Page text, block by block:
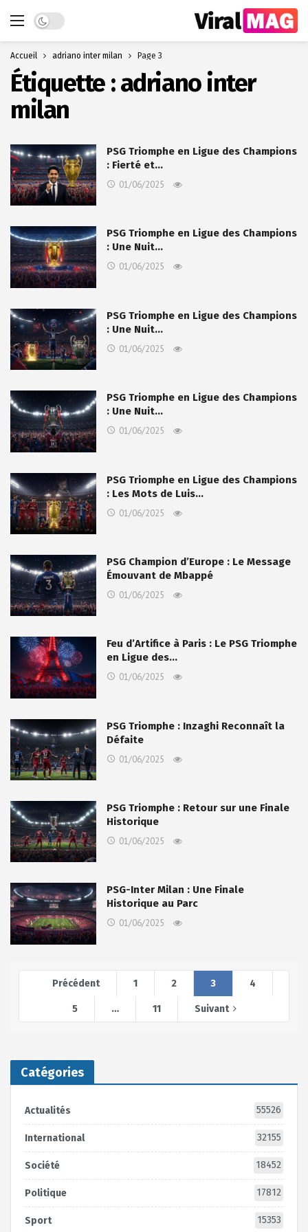
Dark mode
Accueil adriano inter milan Page 3
Étiquette :adriano inter
milan
PSG Triomphe en Ligue des Champions
: Fierté et…
01/06/2025
PSG Triomphe en Ligue des Champions
: Une Nuit…
01/06/2025
PSG Triomphe en Ligue des Champions
: Une Nuit…
01/06/2025
PSG Triomphe en Ligue des Champions
: Une Nuit…
01/06/2025
PSG Triomphe en Ligue des Champions
: Les Mots de Luis…
01/06/2025
PSG Champion d’Europe : Le Message
Émouvant de Mbappé
01/06/2025
Feu d’Artifice à Paris : Le PSG Triomphe
en Ligue des…
01/06/2025
PSG Triomphe : Inzaghi Reconnaît la
Défaite
01/06/2025
PSG Triomphe : Retour sur une Finale
Historique
01/06/2025
PSG-Inter Milan : Une Finale
Historique au Parc
01/06/2025
Précédent 1 2 3 4
5 … 11 Suivant
Catégories
Actualités 55526
International 32155
Société 18452
Politique 17812
Sport 15353